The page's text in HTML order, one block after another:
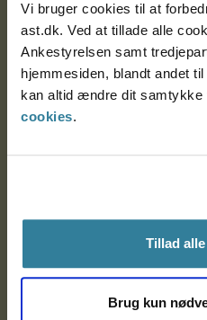
Vi bruger cookies til at
ast.dk. Ved at tillade alle
Ankestyrelsen samt
hjemmesiden, blandt andet
kan altid ændre dit samtykke
cookies.
Tillad
Brug kun
Ankestyrelsen Aalborg
Ankestyrelsen København
Om Ankestyrelsen
Om Ankestyrelsen
Blanketter og